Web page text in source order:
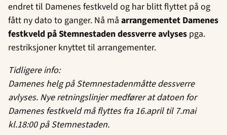
endret til Damenes festkveld og har blitt flyttet på og
fått ny dato to ganger. Nå må arrangementet Damenes
festkveld på Stemnestaden dessverre avlyses pga.
restriksjoner knyttet til arrangementer.
Tidligere info:
Damenes helg på Stemnestadenmåtte dessverre
avlyses. Nye retningslinjer medfører at datoen for
Damenes festkveld må flyttes fra 16.april til 7.mai
kl.18:00 på Stemnestaden.